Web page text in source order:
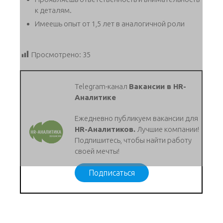
к деталям.
Имеешь опыт от 1,5 лет в аналогичной роли
Просмотрено: 35
Telegram-канал Вакансии в HR-
Аналитике
Ежедневно публикуем вакансии для
HR-Аналитиков. Лучшие компании!
Подпишитесь, чтобы найти работу
своей мечты!
Подписаться